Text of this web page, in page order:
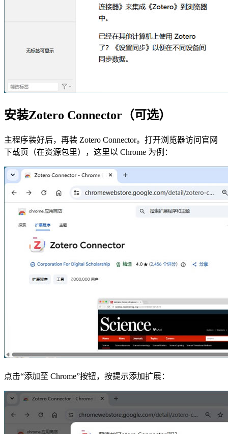
安装Zotero Connector（可选）
主程序装好后，再装 Zotero Connector。打开浏览器访问官网
下载页（在资源包里），这里以 Chrome 为例：
点击“添加至 Chrome”按钮，按提示添加扩展：